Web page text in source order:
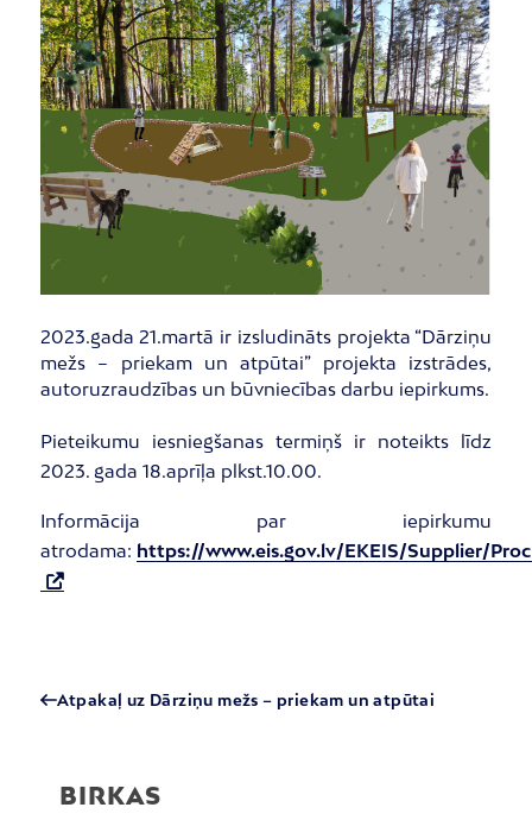
2023.gada 21.martā ir izsludināts projekta “Dārziņu
mežs – priekam un atpūtai” projekta izstrādes,
autoruzraudzības un būvniecības darbu iepirkums.
Pieteikumu iesniegšanas termiņš ir noteikts līdz
2023. gada 18.aprīļa plkst.10.00.
Informācija par iepirkumu
atrodama: https://www.eis.gov.lv/EKEIS/Supplier/
Atpakaļ uz Dārziņu mežs – priekam un atpūtai
BIRKAS